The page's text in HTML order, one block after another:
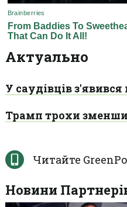
Актуально
У саудівців
Трамп трохи
Читайте